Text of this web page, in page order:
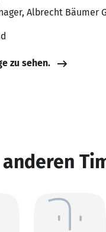
Albrecht Bäumer
zu sehen.